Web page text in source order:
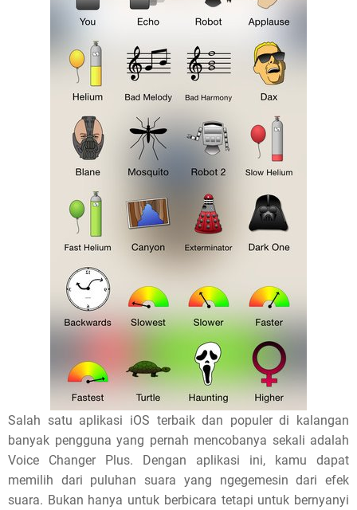
Salah satu aplikasi iOS terbaik dan populer di kalangan
banyak pengguna yang pernah mencobanya sekali adalah
Voice Changer Plus. Dengan aplikasi ini, kamu dapat
memilih dari puluhan suara yang ngegemesin dari efek
suara. Bukan hanya untuk berbicara tetapi untuk bernyanyi